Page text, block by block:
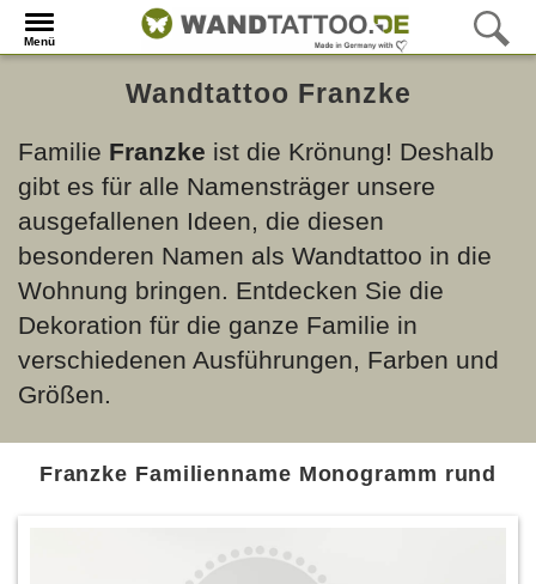
Menü
Wandtattoo Franzke
Familie Franzke ist die Krönung! Deshalb
gibt es für alle Namensträger unsere
ausgefallenen Ideen, die diesen
besonderen Namen als Wandtattoo in die
Wohnung bringen. Entdecken Sie die
Dekoration für die ganze Familie in
verschiedenen Ausführungen, Farben und
Größen.
Franzke Familienname Monogramm rund